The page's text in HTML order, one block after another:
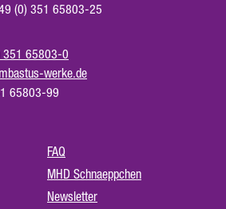
(0) 351 65803-25
351 65803-0
werke.de
65803-99
FAQ
MHD Schnaeppchen
Newsletter